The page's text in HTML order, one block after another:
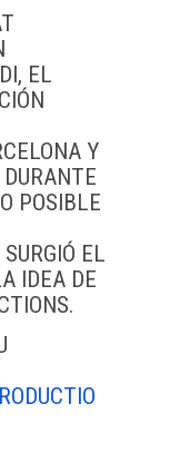
EL
Y
POSIBLE
EL
IDEA DE